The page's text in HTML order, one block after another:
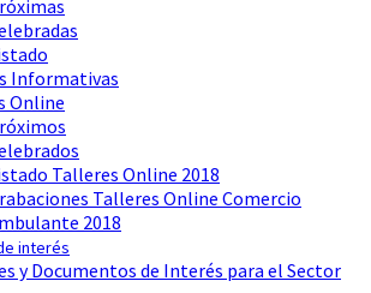
Informativas
Online
Talleres Online 2018
Talleres Online Comercio
2018
interés
y Documentos de Interés para el Sector